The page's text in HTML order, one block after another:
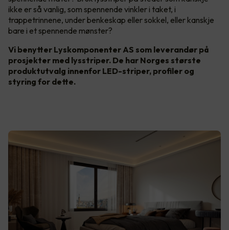
ikke er så vanlig, som spennende vinkler i taket, i
trappetrinnene, under benkeskap eller sokkel, eller kanskje
bare i et spennende mønster?
Vi benytter Lyskomponenter AS som leverandør på
prosjekter med lysstriper. De har Norges største
produktutvalg innenfor LED-striper, profiler og
styring for dette.